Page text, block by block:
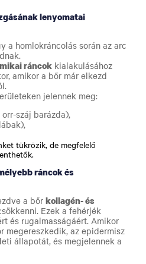
lenyomatai
a homlokráncolás során az arc
ráncok kialakulásához
amikor a bőr már elkezd
jelennek meg:
száj barázda),
tükrözik, de megfelelő
.
ráncok és
a bőr kollagén- és
Ezek a fehérjék
és rugalmasságáért. Amikor
megereszkedik, az epidermisz
állapotát, és megjelennek a